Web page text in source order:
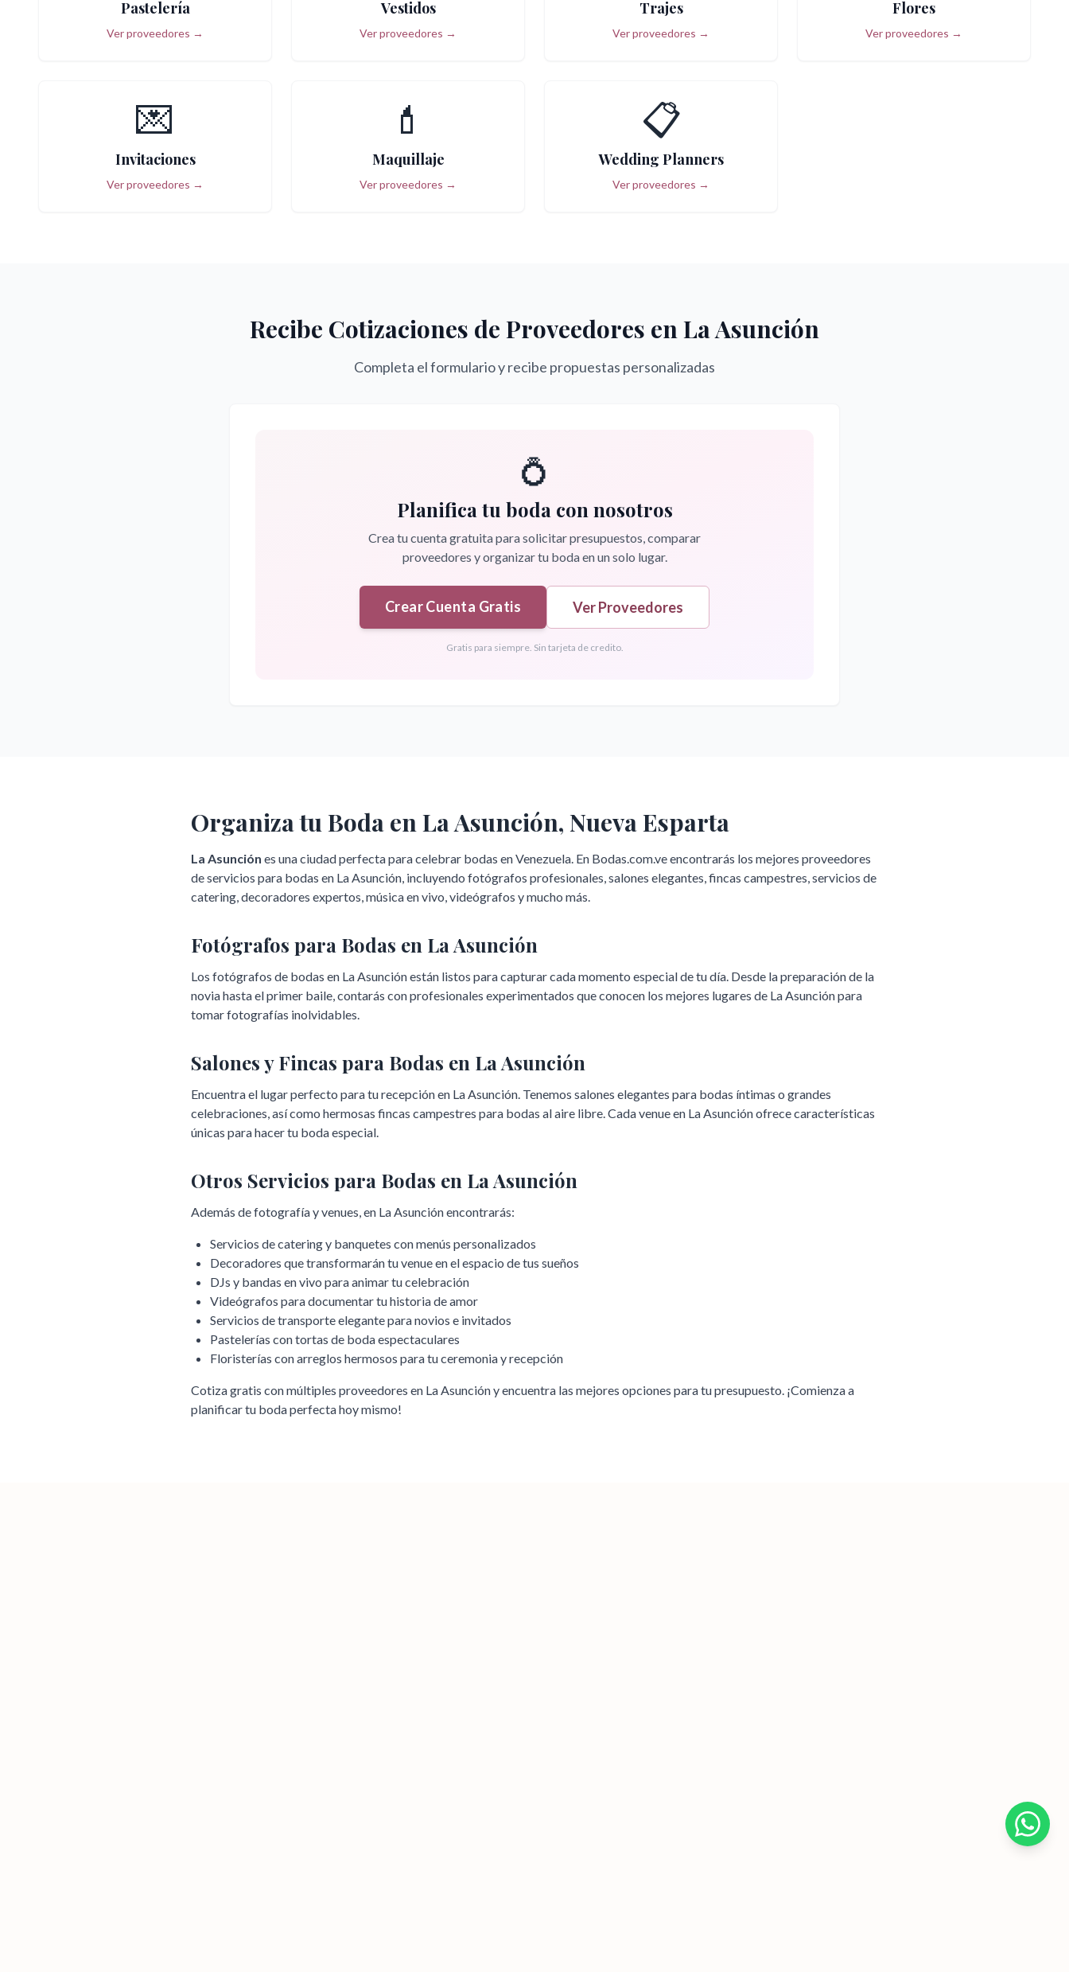
Pastelería
Ver proveedores →
Vestidos
Ver proveedores →
Trajes
Ver proveedores →
Flores
Ver proveedores →
💌
Invitaciones
Ver proveedores →
💄
Maquillaje
Ver proveedores →
📋
Wedding Planners
Ver proveedores →
Recibe Cotizaciones de Proveedores enLa Asunción
Completa el formulario y recibe propuestas personalizadas
💍
Planifica tu boda con nosotros
Crea tu cuenta gratuita para solicitar presupuestos, comparar
proveedores y organizar tu boda en un solo lugar.
Crear Cuenta Gratis Ver Proveedores
Gratis para siempre. Sin tarjeta de credito.
Organiza tu Boda enLa Asunción, Nueva Esparta
La Asunción es una ciudad perfecta para celebrar bodas en Venezuela. En Bodas.com.ve encontrarás los mejores proveedores
de servicios para bodas en La Asunción, incluyendo fotógrafos profesionales, salones elegantes, fincas campestres, servicios de
catering, decoradores expertos, música en vivo, videógrafos y mucho más.
Fotógrafos para Bodas en La Asunción
Los fotógrafos de bodas en La Asunciónestán listos para capturar cada momento especial de tu día. Desde la preparación de la
novia hasta el primer baile, contarás con profesionales experimentados que conocen los mejores lugares de La Asunciónpara
tomar fotografías inolvidables.
Salones y Fincas para Bodas en La Asunción
Encuentra el lugar perfecto para tu recepción en La Asunción. Tenemos salones elegantes para bodas íntimas o grandes
celebraciones, así como hermosas fincas campestres para bodas al aire libre. Cada venue en La Asunciónofrece características
únicas para hacer tu boda especial.
Otros Servicios para Bodas en La Asunción
Además de fotografía y venues, en La Asunciónencontrarás:
Servicios de catering y banquetes con menús personalizados
Decoradores que transformarán tu venue en el espacio de tus sueños
DJs y bandas en vivo para animar tu celebración
Videógrafos para documentar tu historia de amor
Servicios de transporte elegante para novios e invitados
Pastelerías con tortas de boda espectaculares
Floristerías con arreglos hermosos para tu ceremonia y recepción
Cotiza gratis con múltiples proveedores en La Asuncióny encuentra las mejores opciones para tu presupuesto. ¡Comienza a
planificar tu boda perfecta hoy mismo!